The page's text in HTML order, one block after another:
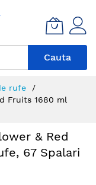
Cauta
rufe
Fruits 1680 ml
& Red
67 Spalari